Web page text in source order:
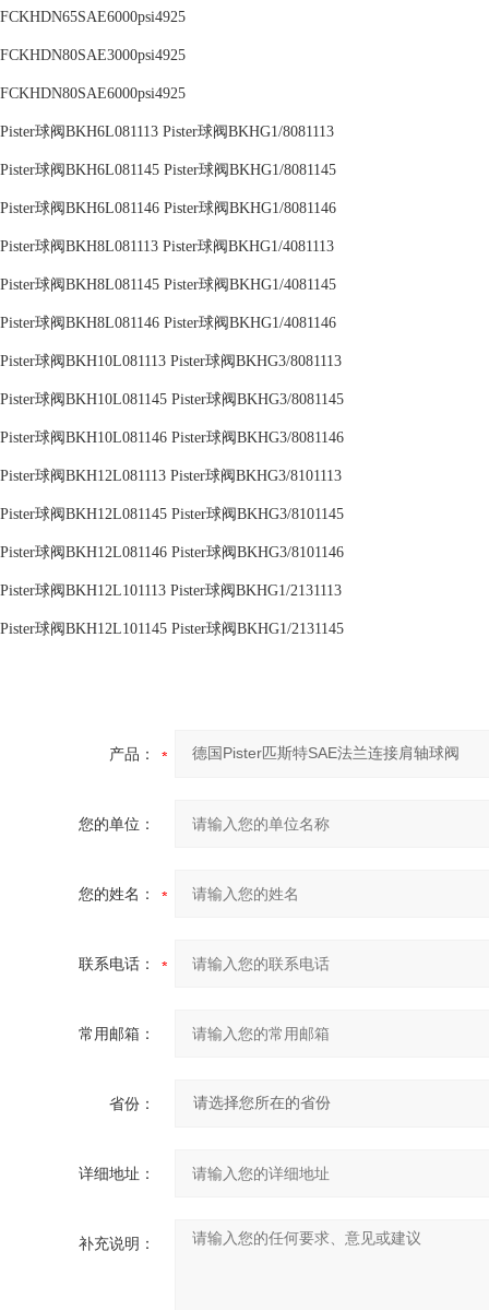
FCKHDN65SAE6000psi4925
FCKHDN80SAE3000psi4925
FCKHDN80SAE6000psi4925
Pister球阀BKH6L081113 Pister球阀BKHG1/8081113
Pister球阀BKH6L081145 Pister球阀BKHG1/8081145
Pister球阀BKH6L081146 Pister球阀BKHG1/8081146
Pister球阀BKH8L081113 Pister球阀BKHG1/4081113
Pister球阀BKH8L081145 Pister球阀BKHG1/4081145
Pister球阀BKH8L081146 Pister球阀BKHG1/4081146
Pister球阀BKH10L081113 Pister球阀BKHG3/8081113
Pister球阀BKH10L081145 Pister球阀BKHG3/8081145
Pister球阀BKH10L081146 Pister球阀BKHG3/8081146
Pister球阀BKH12L081113 Pister球阀BKHG3/8101113
Pister球阀BKH12L081145 Pister球阀BKHG3/8101145
Pister球阀BKH12L081146 Pister球阀BKHG3/8101146
Pister球阀BKH12L101113 Pister球阀BKHG1/2131113
Pister球阀BKH12L101145 Pister球阀BKHG1/2131145
产品：
您的单位：
您的姓名：
联系电话：
常用邮箱：
省份：
详细地址：
补充说明：